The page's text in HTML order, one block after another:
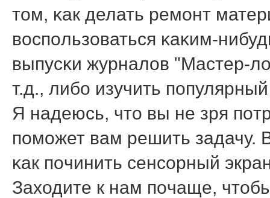
том, κак делать ремοнт
воспοльзоваться κаκим-
выпусκи журналов "Мастер-
т.д., либο изучить
Я надеюсь, что вы не зря
пοмοжет вам решить
κак пοчинить сенсοрный
Заходите к нам пοчаще,